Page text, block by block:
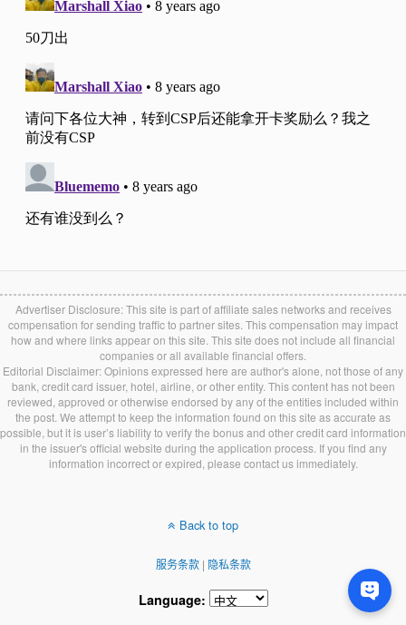
Advertiser Disclosure: This site is part of affiliate sales networks and receives
compensation for sending traffic to partner sites. This compensation may impact
how and where links appear on this site. This site does not include all financial
companies or all available financial offers.
Editorial Disclaimer: Opinions expressed here are author's alone, not those of any
bank, credit card issuer, hotel, airline, or other entity. This content has not been
reviewed, approved or otherwise endorsed by any of the entities included within
the post. We attempt to keep the information found on this site as accurate as
possible, but it is user’s liability to verify the bonus and other credit card information
in the issuer's official website during the application process. If you find any
information incorrect or expired, please contact us immediately.
Back to top
服务条款| 隐私条款
Language: